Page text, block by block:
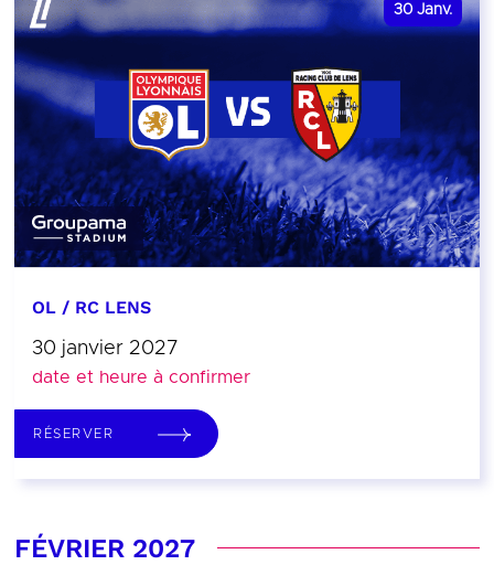
30 Janv.
OL / RC LENS
30 janvier 2027
date et heure à confirmer
RÉSERVER
FÉVRIER 2027